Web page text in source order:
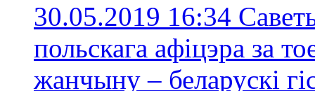
30.05.2019 16:34
польскага афіцэра за
жанчыну – беларускі